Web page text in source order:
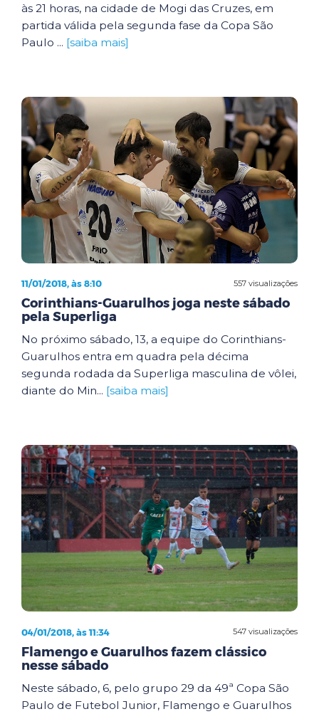
às 21 horas, na cidade de Mogi das Cruzes, em
partida válida pela segunda fase da Copa São
Paulo ... [saiba mais]
557 visualizações
11/01/2018, às 8:10
Corinthians-Guarulhos joga neste sábado
pela Superliga
No próximo sábado, 13, a equipe do Corinthians-
Guarulhos entra em quadra pela décima
segunda rodada da Superliga masculina de vôlei,
diante do Min... [saiba mais]
547 visualizações
04/01/2018, às 11:34
Flamengo e Guarulhos fazem clássico
nesse sábado
Neste sábado, 6, pelo grupo 29 da 49ª Copa São
Paulo de Futebol Junior, Flamengo e Guarulhos